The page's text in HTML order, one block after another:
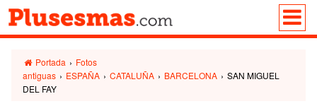
Portada › Fotos
antiguas › ESPAÑA › CATALUÑA › BARCELONA › SAN MIGUEL
DEL FAY